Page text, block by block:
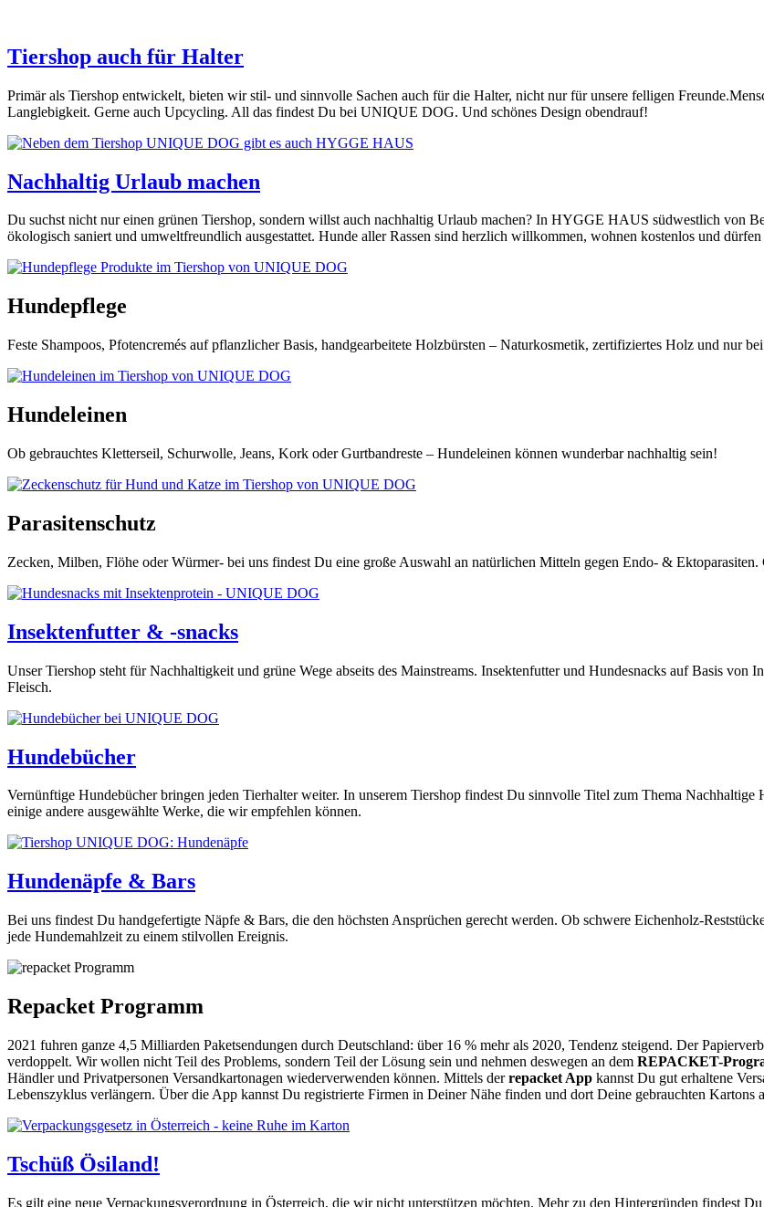
Tiershop auch für Halter
Primär als Tiershop entwickelt, bieten wir stil- und sinnvolle Sachen auch für die Halter, nicht nur für unsere felligen
Langlebigkeit. Gerne auch Upcycling. All das findest Du bei UNIQUE DOG. Und schönes Design obendrauf!
Nachhaltig Urlaub machen
Du suchst nicht nur einen grünen Tiershop, sondern willst auch nachhaltig Urlaub machen? In HYGGE HAUS südwestlich von
ökologisch saniert und umweltfreundlich ausgestattet. Hunde aller Rassen sind herzlich willkommen, wohnen kostenlos und
Hundepflege
Feste Shampoos, Pfotencremés auf pflanzlicher Basis, handgearbeitete Holzbürsten – Naturkosmetik, zertifiziertes Holz und nur
Hundeleinen
Ob gebrauchtes Kletterseil, Schurwolle, Jeans, Kork oder Gurtbandreste – Hundeleinen können wunderbar nachhaltig sein!
Parasitenschutz
Zecken, Milben, Flöhe oder Würmer- bei uns findest Du eine große Auswahl an natürlichen Mitteln gegen Endo- & Ektoparasiten.
Insektenfutter & -snacks
Unser Tiershop steht für Nachhaltigkeit und grüne Wege abseits des Mainstreams. Insektenfutter und Hundesnacks auf Basis
Fleisch.
Hundebücher
Vernünftige Hundebücher bringen jeden Tierhalter weiter. In unserem Tiershop findest Du sinnvolle Titel zum Thema
einige andere ausgewählte Werke, die wir empfehlen können.
Hundenäpfe & Bars
Bei uns findest Du handgefertigte Näpfe & Bars, die den höchsten Ansprüchen gerecht werden. Ob schwere Eichenholz-
jede Hundemahlzeit zu einem stilvollen Ereignis.
Repacket Programm
2021 fuhren ganze 4,5 Milliarden Paketsendungen durch Deutschland: über 16 % mehr als 2020, Tendenz steigend. Der
verdoppelt. Wir wollen nicht Teil des Problems, sondern Teil der Lösung sein und nehmen deswegen an dem REPACKET-
Händler und Privatpersonen Versandkartonagen wiederverwenden können. Mittels derrepacket App kannst Du gut erhaltene
Lebenszyklus verlängern. Über die App kannst Du registrierte Firmen in Deiner Nähe finden und dort Deine gebrauchten Kartons
Tschüß Ösiland!
Es gilt eine neue Verpackungsverordnung in Österreich, die wir nicht unterstützen möchten. Mehr zu den Hintergründen findest